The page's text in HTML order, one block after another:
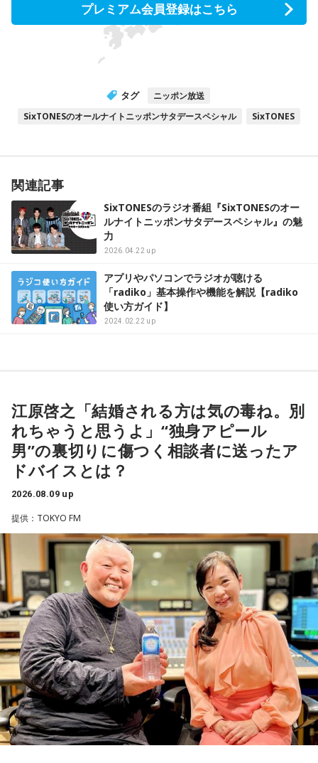
プレミアム会員登録はこちら
タグ
ニッポン放送
SixTONESのオールナイトニッポンサタデースペシャル
SixTONES
関連記事
SixTONESのラジオ番組『SixTONESのオー
ルナイトニッポンサタデースペシャル』の魅
力
2026.04.22 up
アプリやパソコンでラジオが聴ける
「radiko」基本操作や機能を解説【radiko
使い方ガイド】
2024.02.22 up
江原啓之「結婚される方は気の毒ね。別
れちゃうと思うよ」“独身アピール
男”の裏切りに傷つく相談者に送ったア
ドバイスとは？
2026.08.09 up
提供：TOKYO FM